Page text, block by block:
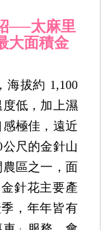
──太麻里
大面積金
海拔約 1,100
低，加上濕
極佳，遠近
尺的金針山
區之一，面
針花主要產
，年年皆有